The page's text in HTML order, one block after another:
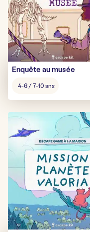
Enquête au musée
pour
4-6 / 7-10 ans